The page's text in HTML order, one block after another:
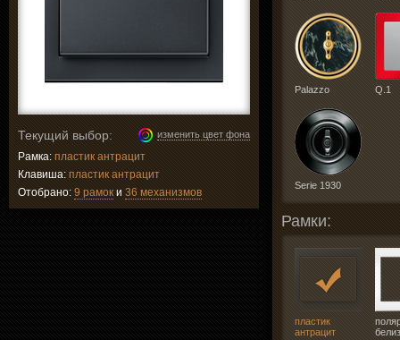
изменить цвет фона
Текущий выбор:
Рамка: пластик антрацит
Клавиша: пластик антрацит
Отобрано: 9 рамок и 36 механизмов
Palazzo Q.1
Serie 1930
Рамки:
пластик
антрацит